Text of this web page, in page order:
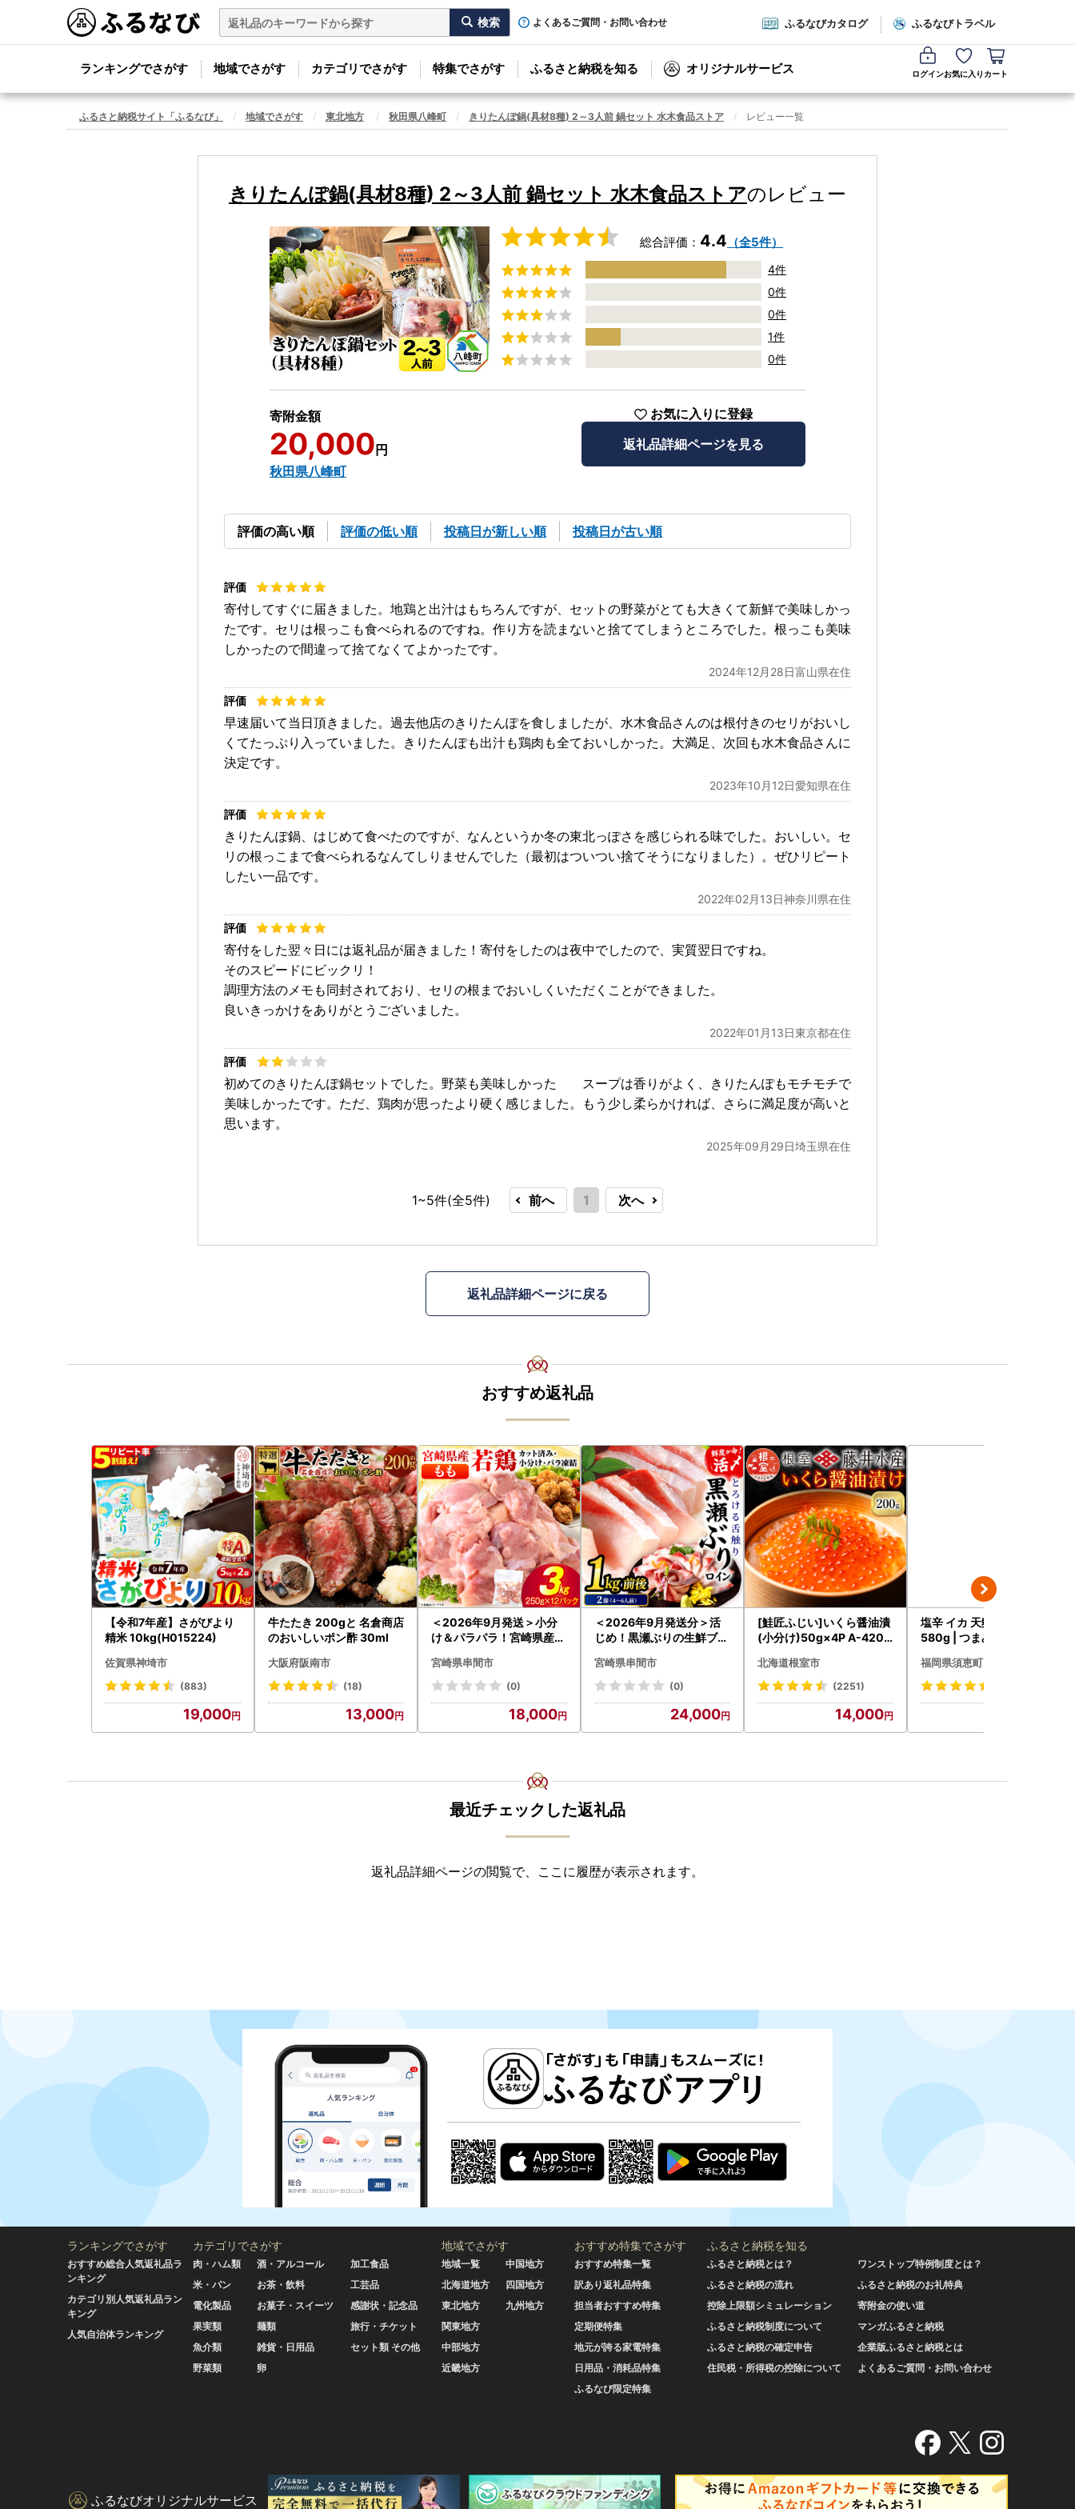
よくあるご質問・お問い合わせ ふるなびカタログ ふるなびトラベル
ランキングでさがす 地域でさがす カテゴリでさがす 特集でさがす ふるさと納税を知る オリジナルサービス ログインお気に入り カート
ふるさと納税サイト「ふるなび」 地域でさがす 東北地方 秋田県八峰町 きりたんぽ鍋(具材8種) 2～3人前 鍋セット 水木食品ストア レビュー一覧
きりたんぽ鍋(具材8種) 2～3人前 鍋セット 水木食品ストアのレビュー
総合評価： 4.4 （全5件）
4件
0件
0件
1件
0件
寄附金額
20,000 円
秋田県八峰町
お気に入りに登録
返礼品詳細ページを見る
評価の高い順 評価の低い順 投稿日が新しい順 投稿日が古い順
寄付してすぐに届きました。地鶏と出汁はもちろんですが、セットの野菜がとても大きくて新鮮で美味しかっ
たです。セリは根っこも食べられるのですね。作り方を読まないと捨ててしまうところでした。根っこも美味
しかったので間違って捨てなくてよかったです。
2024年12月28日富山県在住
早速届いて当日頂きました。過去他店のきりたんぽを食しましたが、水木食品さんのは根付きのセリがおいし
くてたっぷり入っていました。きりたんぽも出汁も鶏肉も全ておいしかった。大満足、次回も水木食品さんに
決定です。
2023年10月12日愛知県在住
きりたんぽ鍋、はじめて食べたのですが、なんというか冬の東北っぽさを感じられる味でした。おいしい。セ
リの根っこまで食べられるなんてしりませんでした（最初はついつい捨てそうになりました）。ぜひリピート
したい一品です。
2022年02月13日神奈川県在住
寄付をした翌々日には返礼品が届きました！寄付をしたのは夜中でしたので、実質翌日ですね。
そのスピードにビックリ！
調理方法のメモも同封されており、セリの根までおいしくいただくことができました。
良いきっかけをありがとうございました。
2022年01月13日東京都在住
初めてのきりたんぽ鍋セットでした。野菜も美味しかった スープは香りがよく、きりたんぽもモチモチで
美味しかったです。ただ、鶏肉が思ったより硬く感じました。もう少し柔らかければ、さらに満足度が高いと
思います。
2025年09月29日埼玉県在住
1~5件(全5件) 前へ 1 次へ
返礼品詳細ページに戻る
おすすめ返礼品
【令和7年産】さがびより
精米 10kg(H015224)
佐賀県神埼市
(883)
19,000
牛たたき 200gと 名倉商店
のおいしいポン酢 30ml
大阪府阪南市
(18)
13,000
＜2026年9月発送＞小分
け＆パラパラ！宮崎県産鶏
-009-2609
宮崎県串間市
(0)
18,000
＜2026年9月発送分＞活
じめ！黒瀬ぶりの生鮮ブリ
K001-012-2609
宮崎県串間市
(0)
24,000
[鮭匠ふじい]いくら醤油漬
(小分け)50g×4P A-4209
北海道根室市
(2251)
14,000
塩辛 イカ 天麩羅処ひらお
580g | つまみ 塩辛
福岡県須恵町
最近チェックした返礼品
返礼品詳細ページの閲覧で、ここに履歴が表示されます。
ランキングでさがす
おすすめ総合人気返礼品ラ
ンキング
カテゴリ別人気返礼品ラン
キング
人気自治体ランキング
カテゴリでさがす
肉・ハム類
米・パン
電化製品
果実類
魚介類
野菜類
酒・アルコール
お茶・飲料
お菓子・スイーツ
麺類
雑貨・日用品
卵
加工食品
工芸品
感謝状・記念品
旅行・チケット
セット類 その他
地域でさがす
地域一覧
北海道地方
東北地方
関東地方
中部地方
近畿地方
中国地方
四国地方
九州地方
おすすめ特集でさがす
おすすめ特集一覧
訳あり返礼品特集
担当者おすすめ特集
定期便特集
地元が誇る家電特集
日用品・消耗品特集
ふるなび限定特集
ふるさと納税を知る
ふるさと納税とは？
ふるさと納税の流れ
控除上限額シミュレーション
ふるさと納税制度について
ふるさと納税の確定申告
住民税・所得税の控除について
ワンストップ特例制度とは？
ふるさと納税のお礼特典
寄附金の使い道
マンガふるさと納税
企業版ふるさと納税とは
よくあるご質問・お問い合わせ
ふるなびオリジナルサービス